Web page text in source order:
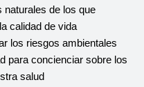
de los que
calidad de vida
los riesgos ambientales
para concienciar sobre los
salud